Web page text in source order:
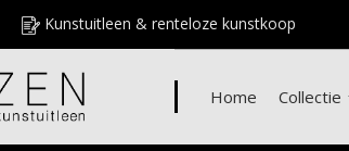
Kunstuitleen & renteloze kunstkoop
Home Collectie